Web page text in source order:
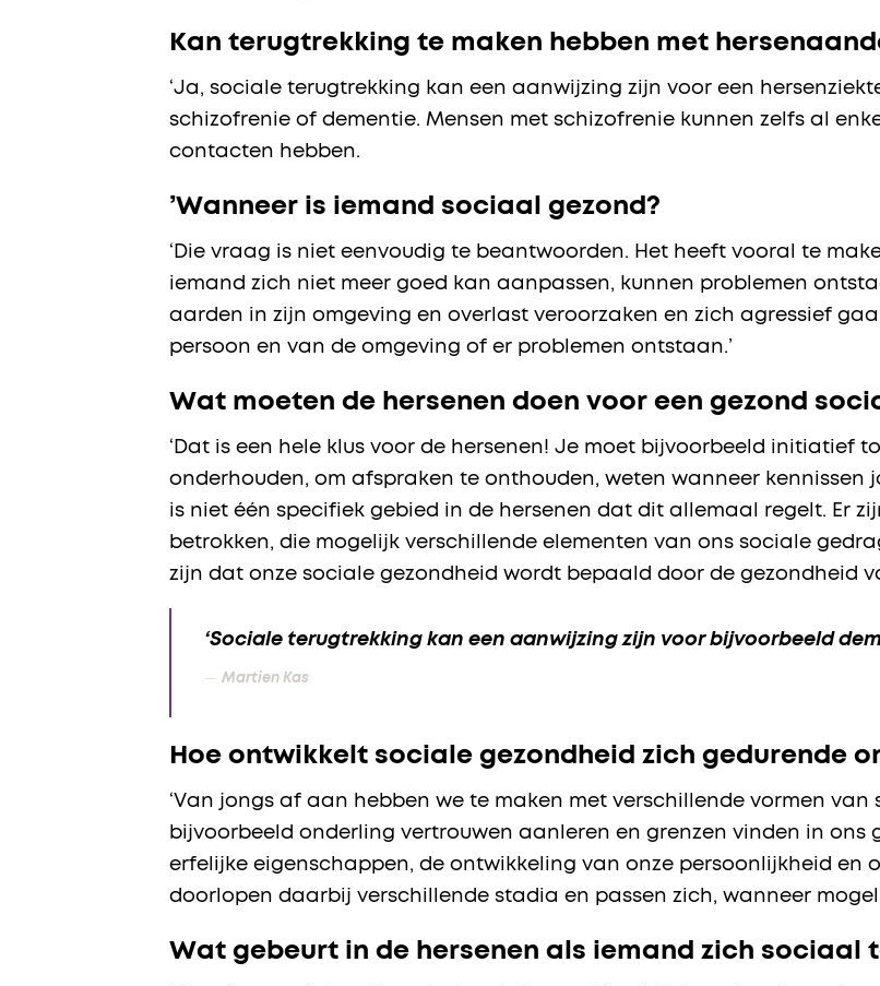
Kan terugtrekking te maken hebben met
‘Ja, sociale terugtrekking kan een aanwijzing zijn voor een
schizofrenie of dementie. Mensen met schizofrenie kunnen zelfs al
contacten hebben.
’Wanneer is iemand sociaal gezond?
‘Die vraag is niet eenvoudig te beantwoorden. Het heeft vooral te
iemand zich niet meer goed kan aanpassen, kunnen problemen
aarden in zijn omgeving en overlast veroorzaken en zich agressief
persoon en van de omgeving of er problemen ontstaan.’
Wat moeten de hersenen doen voor een gezond
‘Dat is een hele klus voor de hersenen! Je moet bijvoorbeeld initiatief
onderhouden, om afspraken te onthouden, weten wanneer kennissen
is niet één specifiek gebied in de hersenen dat dit allemaal regelt. Er
betrokken, die mogelijk verschillende elementen van ons sociale
zijn dat onze sociale gezondheid wordt bepaald door de gezondheid
‘Sociale terugtrekking kan een aanwijzing zijn voor bijvoorbeeld
Martien Kas
Hoe ontwikkelt sociale gezondheid zich gedurende
‘Van jongs af aan hebben we te maken met verschillende vormen
bijvoorbeeld onderling vertrouwen aanleren en grenzen vinden in ons
erfelijke eigenschappen, de ontwikkeling van onze persoonlijkheid en
doorlopen daarbij verschillende stadia en passen zich, wanneer
Wat gebeurt in de hersenen als iemand zich sociaal